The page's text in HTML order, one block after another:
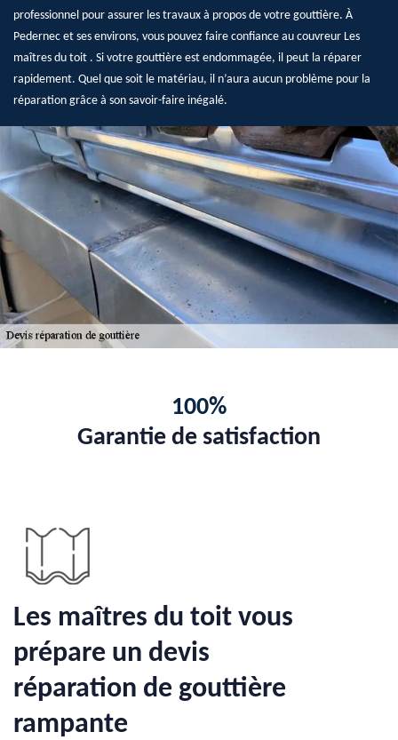
professionnel pour assurer les travaux à propos de votre gouttière. À
Pedernec et ses environs, vous pouvez faire confiance au couvreur Les
maîtres du toit . Si votre gouttière est endommagée, il peut la réparer
rapidement. Quel que soit le matériau, il n’aura aucun problème pour la
réparation grâce à son savoir-faire inégalé.
100%
Garantie de satisfaction
Les maîtres du toit vous
prépare un devis
réparation de gouttière
rampante